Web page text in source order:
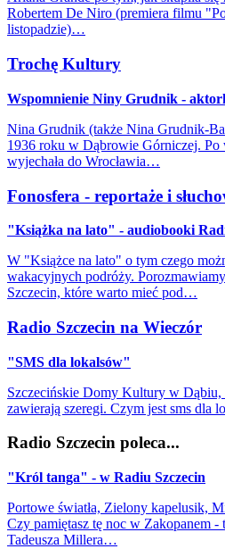
Robertem De Niro (premiera filmu
listopadzie)…
Trochę Kultury
Wspomnienie Niny Grudnik -
Nina Grudnik (także Nina Grudnik-
1936 roku w Dąbrowie Górniczej. Po
wyjechała do Wrocławia…
Fonosfera - reportaże i
"Książka na lato" - audiobooki
W "Książce na lato" o tym czego
wakacyjnych podróży.
Szczecin, które warto mieć pod…
Radio Szczecin na Wieczór
"SMS dla lokalsów"
Szczecińskie Domy Kultury w
zawierają szeregi. Czym jest sms dla
Radio Szczecin poleca...
"Król tanga" - w Radiu Szczecin
Portowe światła, Zielony kapelusik,
Czy pamiętasz tę noc w Zakopanem
Tadeusza Millera…